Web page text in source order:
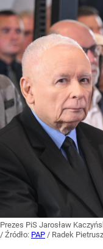
Prezes PiS Jarosław
/ Źródło: PAP / Radek